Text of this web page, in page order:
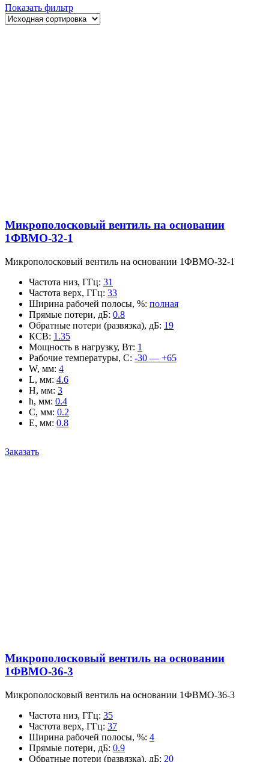
Показать фильтр
Микрополосковый вентиль на основании
1ФВМO-32-1
Микрополосковый вентиль на основании 1ФВМO-32-1
Частота низ, ГГц: 31
Частота верх, ГГц: 33
Ширина рабочей полосы, %: полная
Прямые потери, дБ: 0.8
Обратные потери (развязка), дБ: 19
КСВ: 1.35
Мощность в нагрузку, Вт: 1
Рабочие температуры, С: -30 — +65
W, мм: 4
L, мм: 4.6
H, мм: 3
h, мм: 0.4
C, мм: 0.2
E, мм: 0.8
Заказать
Микрополосковый вентиль на основании
1ФВМO-36-3
Микрополосковый вентиль на основании 1ФВМO-36-3
Частота низ, ГГц: 35
Частота верх, ГГц: 37
Ширина рабочей полосы, %: 4
Прямые потери, дБ: 0.9
Обратные потери (развязка), дБ: 20